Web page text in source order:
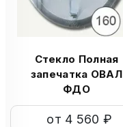
Стекло Полная
запечатка ОВАЛ
ФДО
от 4 560 ₽